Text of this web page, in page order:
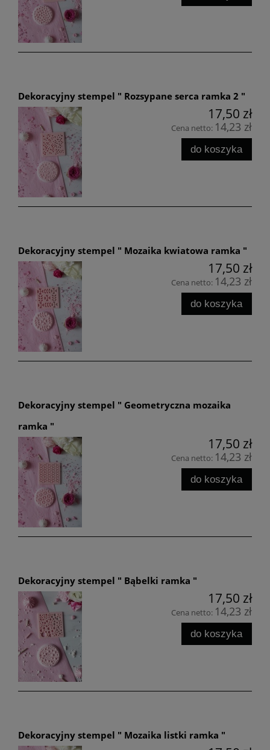
Dekoracyjny stempel " Rozsypane serca ramka 2 "
17,50 zł
Cena netto: 14,23 zł
do koszyka
Dekoracyjny stempel " Mozaika kwiatowa ramka "
17,50 zł
Cena netto: 14,23 zł
do koszyka
Dekoracyjny stempel " Geometryczna mozaika
ramka "
17,50 zł
Cena netto: 14,23 zł
do koszyka
Dekoracyjny stempel " Bąbelki ramka "
17,50 zł
Cena netto: 14,23 zł
do koszyka
Dekoracyjny stempel " Mozaika listki ramka "